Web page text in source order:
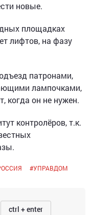
новые.
площадках
лифтов, на фазу
патронами,
лампочками,
когда он не нужен.
контролёров, т.к.
#УПРАВДОМ
ctrl + enter